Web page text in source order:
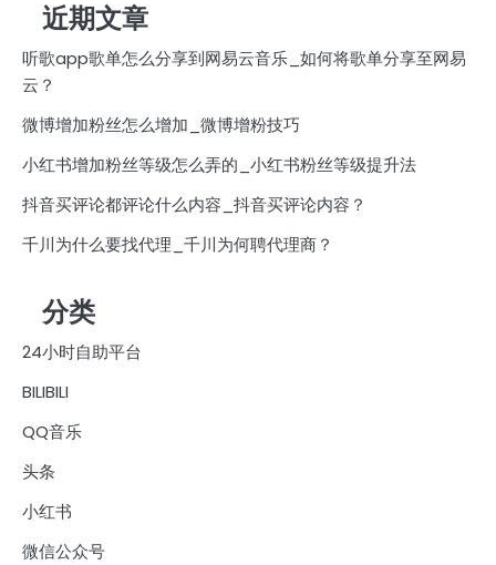
近期文章
听歌app歌单怎么分享到网易云音乐_如何将歌单分享至网易
云？
微博增加粉丝怎么增加_微博增粉技巧
小红书增加粉丝等级怎么弄的_小红书粉丝等级提升法
抖音买评论都评论什么内容_抖音买评论内容？
千川为什么要找代理_千川为何聘代理商？
分类
24小时自助平台
BILIBILI
QQ音乐
头条
小红书
微信公众号